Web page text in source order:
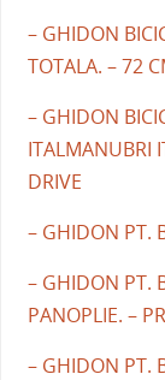
– GHIDON
TOTALA. – 72
– GHIDON
ITALMANUBRI
DRIVE
– GHIDON PT.
– GHIDON PT.
PANOPLIE. –
– GHIDON PT.